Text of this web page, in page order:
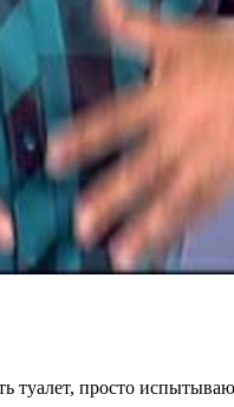
туалет, просто